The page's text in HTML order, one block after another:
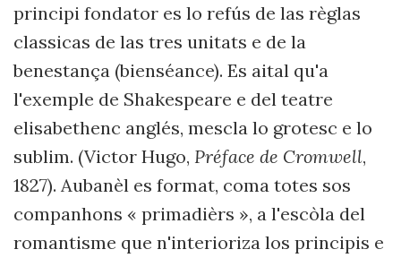
principi fondator es lo refús de las règlas
classicas de las tres unitats e de la
benestança (bienséance). Es aital qu'a
l'exemple de Shakespeare e del teatre
elisabethenc anglés, mescla lo grotesc e lo
sublim. (Victor Hugo, Préface de Cromwell,
1827). Aubanèl es format, coma totes sos
companhons « primadièrs », a l'escòla del
romantisme que n'interioriza los principis e